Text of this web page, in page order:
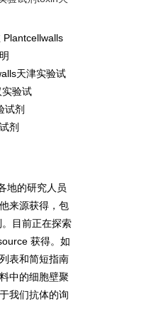
Plantcellwalls
天津实验试
实验试
试剂
剂
地的研究人员
来源获得，包
。目前正在探索
获得。如
表和简短指南
中的细胞壁聚
我们抗体的询